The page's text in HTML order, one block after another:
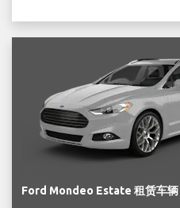
Ford Mondeo Estate 租赁车辆